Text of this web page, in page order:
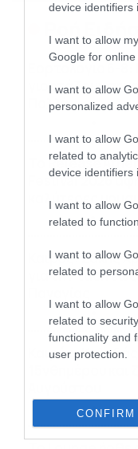
device identifiers
I want to allow
Google for
I want to allow
personalized
I want to allow
related to
device identifiers
I want to allow
related to
I want to allow
related to
I want to allow
related to
functionality and
user protection.
CONFIRM
Εορτολόγιο 6-8:
γιορτάζουν
Πολλά…
Το Release
Festival 2026
καλύτερες
αναμνήσεις
05/08/2026 21:23
Καιρός: Σάκης
για την τάση
Καιρός: Κολυδάς
04/08/2026 21:46